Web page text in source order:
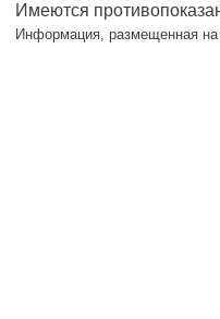
Имеются
Информация, размещенная на